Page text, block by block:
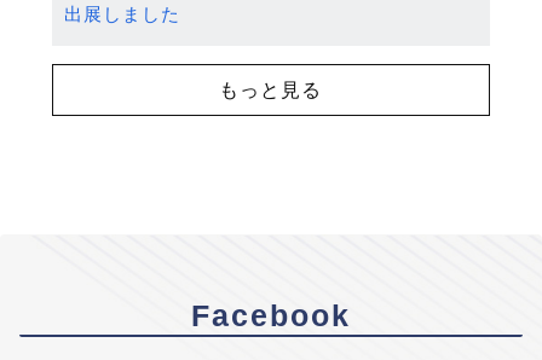
出展しました
もっと見る
Facebook